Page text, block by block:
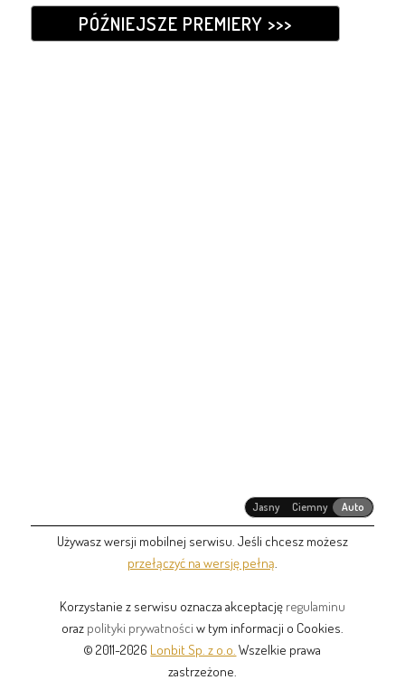
PÓŹNIEJSZE PREMIERY >>>
Jasny Ciemny Auto
Używasz wersji mobilnej serwisu. Jeśli chcesz możesz
przełączyć na wersję pełną
Korzystanie z serwisu oznacza akceptację regulaminu
oraz polityki prywatności w tym informacji o Cookies.
© 2011-2026 Lonbit Sp. z o.o. Wszelkie prawa
zastrzeżone.